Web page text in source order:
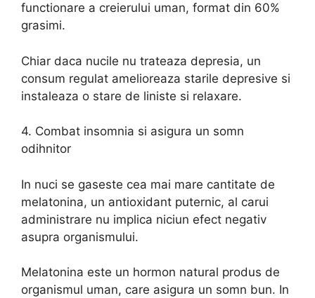
functionare a creierului uman, format din 60%
grasimi.
Chiar daca nucile nu trateaza depresia, un
consum regulat amelioreaza starile depresive si
instaleaza o stare de liniste si relaxare.
4. Combat insomnia si asigura un somn
odihnitor
In nuci se gaseste cea mai mare cantitate de
melatonina, un antioxidant puternic, al carui
administrare nu implica niciun efect negativ
asupra organismului.
Melatonina este un hormon natural produs de
organismul uman, care asigura un somn bun. In